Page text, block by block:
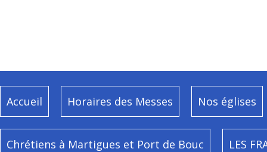
Accueil Horaires des Messes Nos églises
Chrétiens à Martigues et Port de Bouc LES